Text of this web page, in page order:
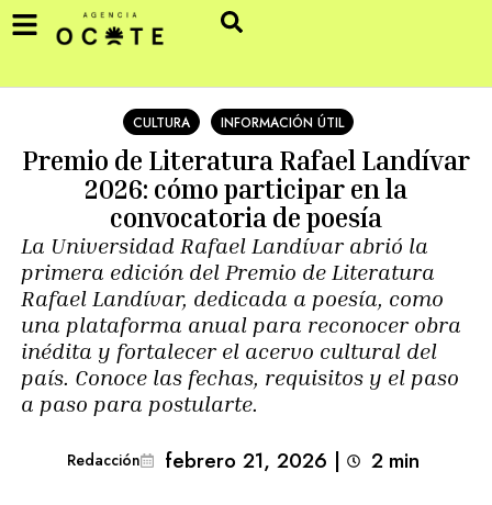
CULTURA INFORMACIÓN ÚTIL
Premio de Literatura Rafael Landívar
2026: cómo participar en la
convocatoria de poesía
La Universidad Rafael Landívar abrió la
primera edición del Premio de Literatura
Rafael Landívar, dedicada a poesía, como
una plataforma anual para reconocer obra
inédita y fortalecer el acervo cultural del
país. Conoce las fechas, requisitos y el paso
a paso para postularte.
Redacción febrero 21, 2026 | 2 min